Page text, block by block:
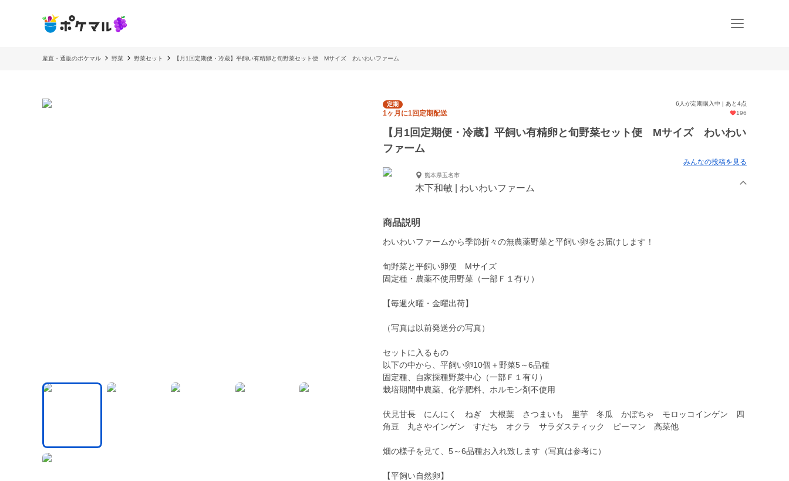
産直・通販のポケマル 野菜 野菜セット 【月1回定期便・冷蔵】平飼い有精卵と旬野菜セット便 Mサイズ わいわいファーム
定期 6人が定期購入中 | あと4点
1ヶ月に1回定期配送 196
【月1回定期便・冷蔵】平飼い有精卵と旬野菜セット便 Mサイズ わいわい
ファーム
みんなの投稿を見る
熊本県玉名市
木下和敏 | わいわいファーム
商品説明
わいわいファームから季節折々の無農薬野菜と平飼い卵をお届けします！
旬野菜と平飼い卵便 Mサイズ
固定種・農薬不使用野菜（一部Ｆ１有り）
【毎週火曜・金曜出荷】
（写真は以前発送分の写真）
セットに入るもの
以下の中から、平飼い卵10個＋野菜5～6品種
固定種、自家採種野菜中心（一部Ｆ１有り）
栽培期間中農薬、化学肥料、ホルモン剤不使用
伏見甘長 にんにく ねぎ 大根葉 さつまいも 里芋 冬瓜 かぼちゃ モロッコインゲン 四
角豆 丸さやインゲン すだち オクラ サラダスティック ピーマン 高菜他
畑の様子を見て、5～6品種お入れ致します（写真は参考に）
【平飼い自然卵】